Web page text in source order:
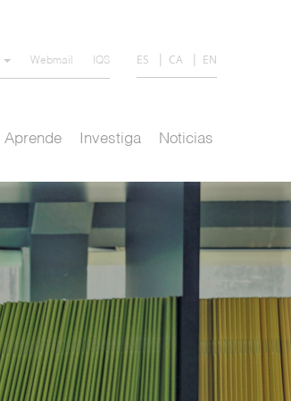
Webmail IQS ES CA EN
Aprende Investiga Noticias